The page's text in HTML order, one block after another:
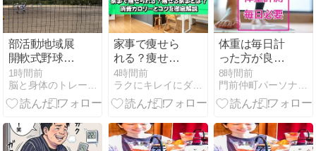
部活動地域展
開軟式野球野
球チーム！
1時間前
家事で痩せら
れる？痩せる
家事とは？消
費カロリーと
コツを徹底解
4時間前
ラクにキレイにダイエットブログ
体重は毎日計
った方が良い
ですか？
8時間前